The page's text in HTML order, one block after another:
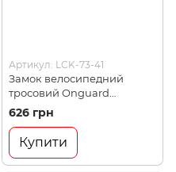
Артикул: LCK-73-41
Замок велосипедний
тросовий Onguard
Doberman, на ключі, 185см
х 10мм, Black (LCK-73-41)
626 грн
Купити